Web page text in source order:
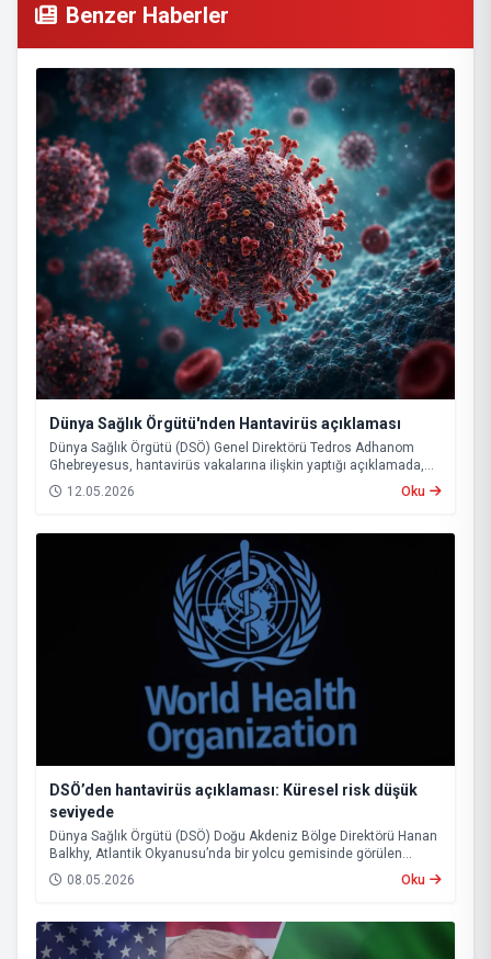
Benzer Haberler
Dünya Sağlık Örgütü'nden Hantavirüs açıklaması
Dünya Sağlık Örgütü (DSÖ) Genel Direktörü Tedros Adhanom
Ghebreyesus, hantavirüs vakalarına ilişkin yaptığı açıklamada,
mevcut tablonun küresel çapta büyük bir salgının başlangıcına
işaret etmediğini belirtti. Ghebreyesus, buna rağmen virüsün
vakaların görülebileceği uyarısında bulundu.
12.05.2026 Oku
DSÖ’den hantavirüs açıklaması: Küresel risk düşük
seviyede
Dünya Sağlık Örgütü (DSÖ) Doğu Akdeniz Bölge Direktörü Hanan
Balkhy, Atlantik Okyanusu’nda bir yolcu gemisinde görülen
hantavirüs vakalarına ilişkin açıklamada bulundu.
08.05.2026 Oku